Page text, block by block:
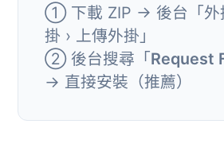
① 下載 ZIP → 後台「外
掛 › 上傳外掛」
② 後台搜尋「Request
→ 直接安裝（推薦）